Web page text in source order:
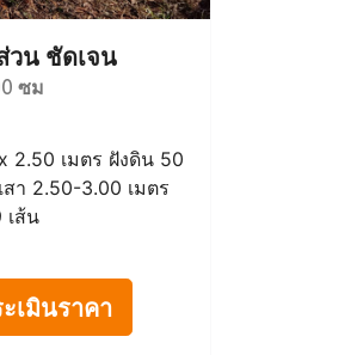
น ชัดเจน
ซม
2.50 เมตร ฝังดิน 50
า 2.50-3.00 เมตร
เส้น
เมินราคา